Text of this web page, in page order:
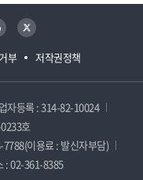
부 저작권정책
트위터
자등록 : 314-82-10024
호
이용료 : 발신자부담)
: 02-361-8385